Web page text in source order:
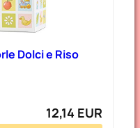
Dolci e Riso
12,14 EUR